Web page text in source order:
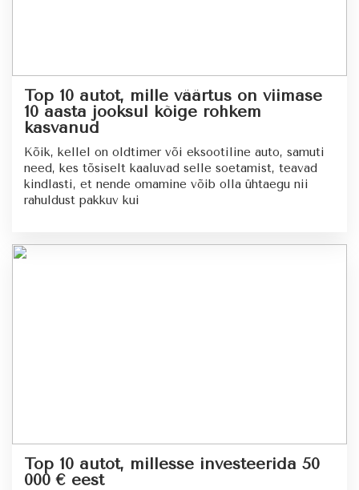
Top 10 autot, mille väärtus on viimase
10 aasta jooksul kõige rohkem
kasvanud
Kõik, kellel on oldtimer või eksootiline auto, samuti
need, kes tõsiselt kaaluvad selle soetamist, teavad
kindlasti, et nende omamine võib olla ühtaegu nii
rahuldust pakkuv kui
Top 10 autot, millesse investeerida 50
000 € eest